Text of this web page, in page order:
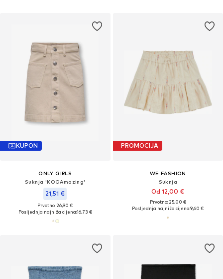
KUPON
ONLY GIRLS
Suknja 'KOGAmazing'
21,51 €
Prvotno: 26,90 €
Posljednja najniža cijena:16,73 €
PROMOCIJA
WE FASHION
Suknja
Od 12,00 €
Prvotno: 25,00 €
Posljednja najniža cijena:9,60 €